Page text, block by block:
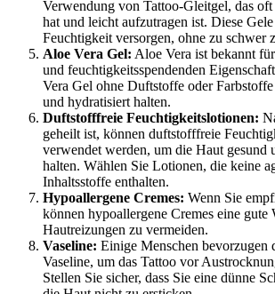
Verwendung von Tattoo-Gleitgel, das
hat und leicht aufzutragen ist. Diese
Feuchtigkeit versorgen, ohne zu schwer
Aloe Vera Gel: Aloe Vera ist bekannt
und feuchtigkeitsspendenden
Vera Gel ohne Duftstoffe oder
und hydratisiert halten.
Duftstofffreie Feuchtigkeitslotionen:
geheilt ist, können duftstofffreie
verwendet werden, um die Haut gesund
halten. Wählen Sie Lotionen, die keine
Inhaltsstoffe enthalten.
Hypoallergene Cremes: Wenn Sie
können hypoallergene Cremes eine gute
Hautreizungen zu vermeiden.
Vaseline: Einige Menschen bevorzugen
Vaseline, um das Tattoo vor
Stellen Sie sicher, dass Sie eine dünne